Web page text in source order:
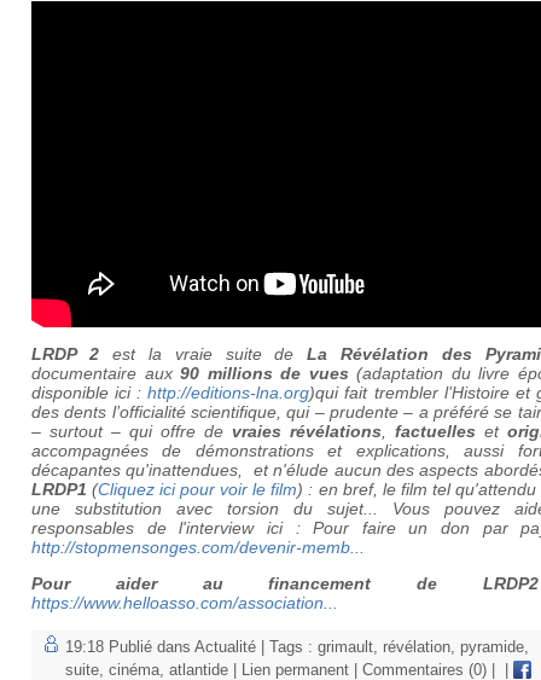
LRDP 2est la vraie suite deLa Révélation des
documentaire aux90 millions de vues(adaptation du livre
disponible ici :http://editions-lna.org)qui fait trembler l’Histoire et
des dents l’officialité scientifique, qui – prudente – a préféré se
– surtout – qui offre de vraies révélations factuelles et
accompagnées de démonstrations et explications, aussi
décapantes qu'inattendues, et n'élude aucun des aspects
LRDP1 (Cliquez ici pour voir le film) : en bref, le film tel qu'attendu
une substitution avec torsion du sujet... Vous pouvez
responsables de l'interview ici : Pour faire un don par
http://stopmensonges.com/devenir-memb...
Pour aider au financement de LRDP2
https://www.helloasso.com/association...
19:18 Publié dans Actualité | Tags : grimault révélation pyramide
suite cinéma atlantide Lien permanent Commentaires (0)